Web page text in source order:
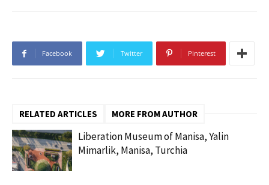
Facebook Twitter Pinterest
RELATED ARTICLES MORE FROM AUTHOR
Liberation Museum of Manisa, Yalin
Mimarlik, Manisa, Turchia